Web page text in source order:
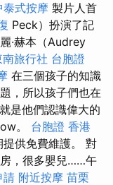
泰式按摩 製片人首
Peck）扮演了記
·赫本（Audrey
南旅行社 台胞證
在三個孩子的知識
，所以孩子們也在
是他們認識偉大的
。 台胞證 香港
供免費維護。 對
，很多嬰兒……午
請 附近按摩 苗栗